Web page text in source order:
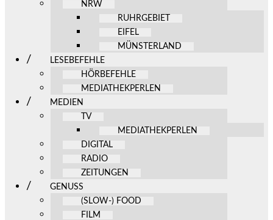
NRW
RUHRGEBIET
EIFEL
MÜNSTERLAND
LESEBEFEHLE
HÖRBEFEHLE
MEDIATHEKPERLEN
MEDIEN
TV
MEDIATHEKPERLEN
DIGITAL
RADIO
ZEITUNGEN
GENUSS
(SLOW-) FOOD
FILM